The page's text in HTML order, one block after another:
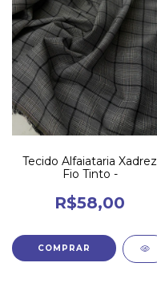
Tecido Alfaiataria Xadrez
Fio Tinto -
R$58,00